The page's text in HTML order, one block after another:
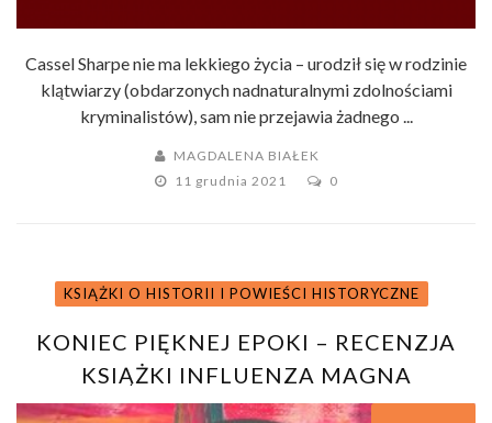
Cassel Sharpe nie ma lekkiego życia – urodził się w rodzinie
klątwiarzy (obdarzonych nadnaturalnymi zdolnościami
kryminalistów), sam nie przejawia żadnego ...
MAGDALENA BIAŁEK
11 grudnia 2021
0
KSIĄŻKI O HISTORII I POWIEŚCI HISTORYCZNE
KONIEC PIĘKNEJ EPOKI – RECENZJA
KSIĄŻKI INFLUENZA MAGNA
BOGUSŁAWA CHRABOTY